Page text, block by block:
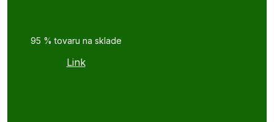
95 % tovaru na sklade
Link